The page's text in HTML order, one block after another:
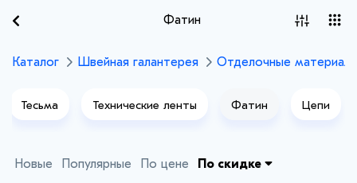
Фатин
Каталог Швейная галантерея Отделочные
Тесьма Технические ленты Фатин Цепи
Новые Популярные По цене По скидке